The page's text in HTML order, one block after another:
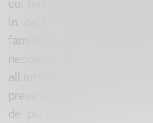
cui telelaser, precursore
In data 16 e 23
familiare di Chiavenna
neogenitori sulla
all’interno dei veicoli e
prevenire incidenti in cui
dei più piccoli.